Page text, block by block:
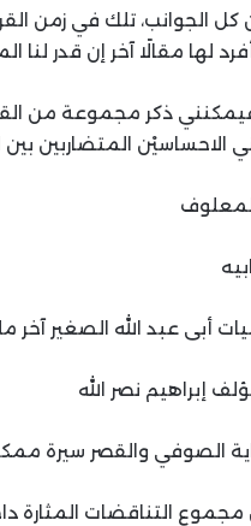
الجوانب، تلك في زمن
لها مقالًا آخر إن قدر لنا
ذكر مجموعة من
الاحساسيْن المتضاربين
أبى عبد الله الصغير آخر
إبراهيم نصر الله
الصوفي والقصر سيرة
التناقضات المثارة